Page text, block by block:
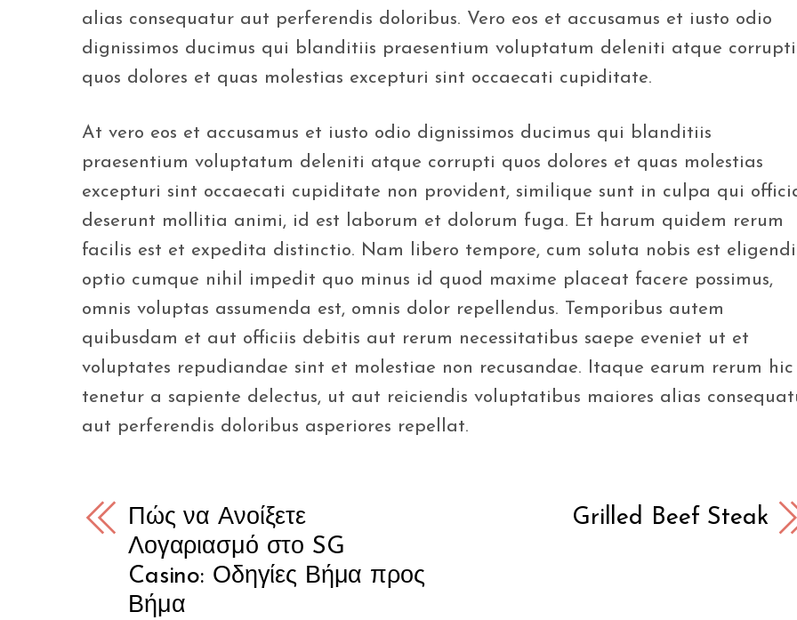
alias consequatur aut perferendis doloribus. Vero eos et accusamus et iusto odio
dignissimos ducimus qui blanditiis praesentium voluptatum deleniti atque corrupti
quos dolores et quas molestias excepturi sint occaecati cupiditate.
At vero eos et accusamus et iusto odio dignissimos ducimus qui blanditiis
praesentium voluptatum deleniti atque corrupti quos dolores et quas molestias
excepturi sint occaecati cupiditate non provident, similique sunt in culpa qui
deserunt mollitia animi, id est laborum et dolorum fuga. Et harum quidem rerum
facilis est et expedita distinctio. Nam libero tempore, cum soluta nobis est eligendi
optio cumque nihil impedit quo minus id quod maxime placeat facere possimus,
omnis voluptas assumenda est, omnis dolor repellendus. Temporibus autem
quibusdam et aut officiis debitis aut rerum necessitatibus saepe eveniet ut et
voluptates repudiandae sint et molestiae non recusandae. Itaque earum rerum hic
tenetur a sapiente delectus, ut aut reiciendis voluptatibus maiores alias
aut perferendis doloribus asperiores repellat.
Πώς να Ανοίξετε
Λογαριασμό στο SG
Casino: Οδηγίες Βήμα προς
Βήμα
Grilled Beef Steak